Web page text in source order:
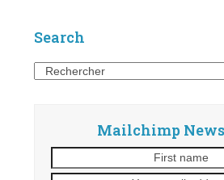
Search
Search
Mailchimp
name